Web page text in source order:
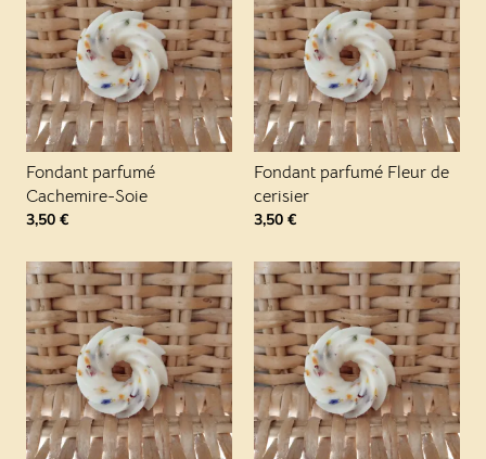
Fondant parfumé
Cachemire-Soie
3,50 €
Fondant parfumé Fleur de
cerisier
3,50 €